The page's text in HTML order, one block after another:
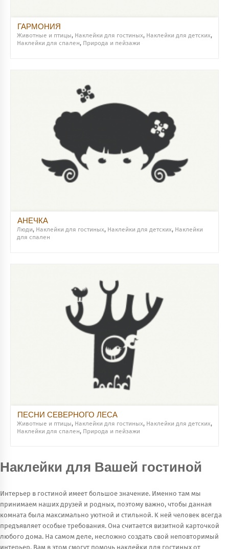
ГАРМОНИЯ
Животные и птицы, Наклейки для гостиных, Наклейки для детских,
Наклейки для спален, Природа и пейзажи
АНЕЧКА
Люди, Наклейки для гостиных, Наклейки для детских, Наклейки
для спален
ПЕСНИ СЕВЕРНОГО ЛЕСА
Животные и птицы, Наклейки для гостиных, Наклейки для детских,
Наклейки для спален, Природа и пейзажи
Наклейки для Вашей гостиной
Интерьер в гостиной имеет большое значение. Именно там мы
принимаем наших друзей и родных, поэтому важно, чтобы данная
комната была максимально уютной и стильной. К ней человек всегда
предъявляет особые требования. Она считается визитной карточкой
любого дома. На самом деле, несложно создать свой неповторимый